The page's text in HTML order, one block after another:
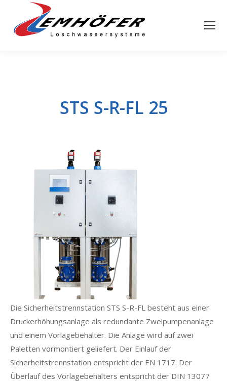
STS S-R-FL 25
Die Sicherheitstrennstation STS S-R-FL besteht aus einer
Druckerhöhungsanlage als redundante Zweipumpenanlage
und einem Vorlagebehälter. Die Anlage wird auf zwei
Paletten vormontiert geliefert. Der Einlauf der
Sicherheitstrennstation entspricht der EN 1717. Der
Überlauf des Vorlagebehälters entspricht der DIN 13077